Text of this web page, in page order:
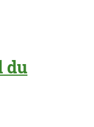
du